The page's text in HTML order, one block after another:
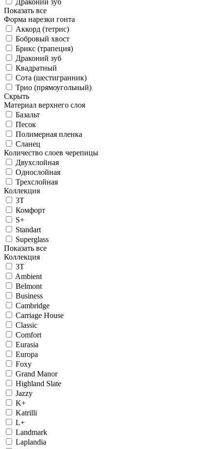
Показать все
Форма нарезки гонта
Аккорд (тетрис)
Бобровый хвост
Брикс (трапеция)
Драконий зуб
Квадратный
Сота (шестигранник)
Трио (прямоугольный)
Скрыть
Материал верхнего слоя
Базальт
Песок
Полимерная пленка
Сланец
Количество слоев черепицы
Двухслойная
Однослойная
Трехслойная
Коллекция
3T
Комфорт
S+
Standart
Superglass
Показать все
Коллекция
3T
Ambient
Belmont
Business
Cambridge
Carriage House
Classic
Comfort
Eurasia
Europa
Foxy
Grand Manor
Highland Slate
Jazzy
K+
Katrilli
L+
Landmark
Laplandia